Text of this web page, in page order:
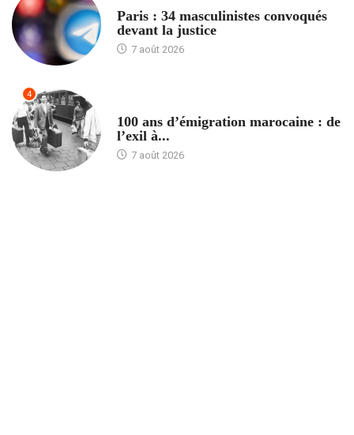
Paris : 34 masculinistes convoqués
devant la justice
7 août 2026
4
100 ans d’émigration marocaine : de
l’exil à...
7 août 2026